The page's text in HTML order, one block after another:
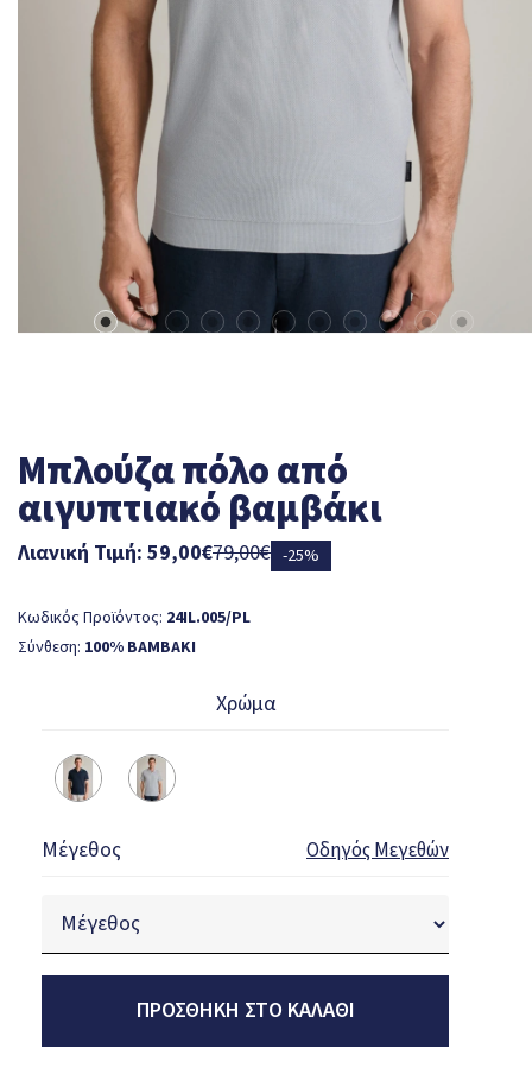
Mπλούζα πόλο από
αιγυπτιακό βαμβάκι
79,00€
Λιανική Τιμή: 59,00€ -25%
Κωδικός Προϊόντος: 24IL.005/PL
Σύνθεση: 100% ΒΑΜΒΑΚΙ
Χρώμα
Μέγεθος Οδηγός Μεγεθών
ΠΡΟΣΘΉΚΗ ΣΤΟ ΚΑΛΆΘΙ